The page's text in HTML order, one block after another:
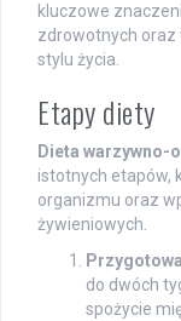
kluczowe
zdrowotnych
stylu życia.
Etapy diety
Dieta warzywno-
istotnych etapów,
organizmu oraz
żywieniowych.
do dwóch
spożycie